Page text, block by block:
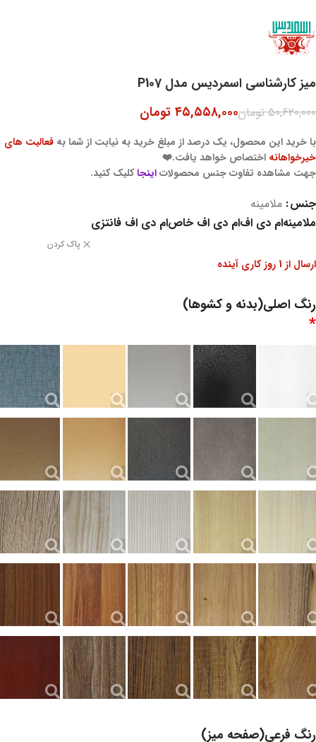
میز کارشناسی اسمردیس مدل P107
۵۰,۶۲۰,۰۰۰تومان۴۵,۵۵۸,۰۰۰ تومان
با خرید این محصول، یک درصد از مبلغ خرید به نیابت از شما به فعالیت های
خیرخواهانه اختصاص خواهد یافت.❤️
جهت مشاهده تفاوت جنس محصولاتاینجا کلیک کنید.
جنس ملامینه
ملامینهام دی افام دی اف خاصام دی اف فانتزی
پاک کردن
ارسال از 1 روز کاری آینده
رنگ اصلی(بدنه و کشوها)
*
رنگ فرعی(صفحه میز)